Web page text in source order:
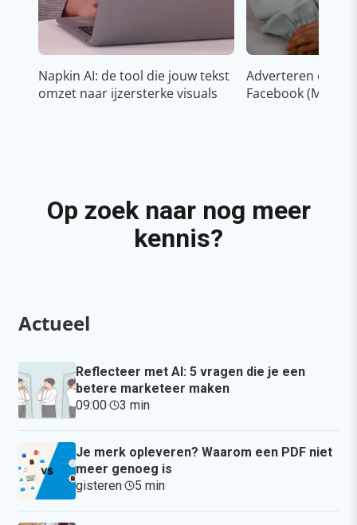
Napkin AI: de tool die jouw tekst
omzet naar ijzersterke visuals
Adverteren op
Facebook (Meta)
Op zoek naar nog meer
kennis?
Actueel
Reflecteer met AI: 5 vragen die je een
betere marketeer maken
09:00· 3 min·
Je merk opleveren? Waarom een PDF niet
meer genoeg is
gisteren· 5 min·